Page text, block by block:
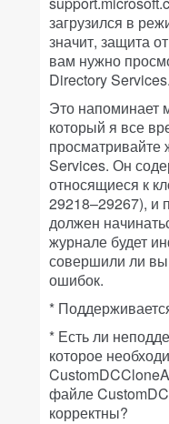
загрузился в
значит, защита
вам нужно
Directory Services.
Это напоминает
который я все
просматривайте
Services. Он
относящиеся к
29218–29267), и
должен
журнале будет
совершили ли
ошибок.
*
* Есть ли
которое
файле
корректны?